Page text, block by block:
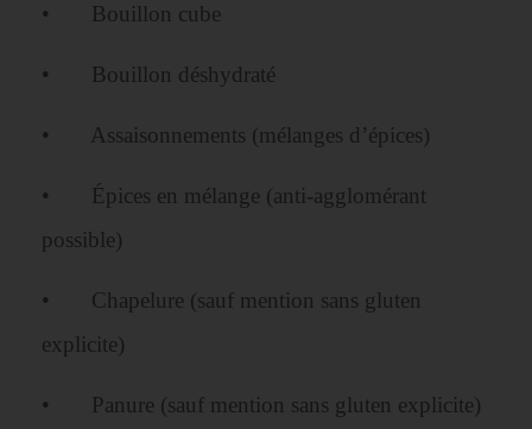
• Bouillon cube
• Bouillon déshydraté
• Assaisonnements (mélanges d’épices)
• Épices en mélange (anti-agglomérant
possible)
• Chapelure (sauf mention sans gluten
explicite)
• Panure (sauf mention sans gluten explicite)